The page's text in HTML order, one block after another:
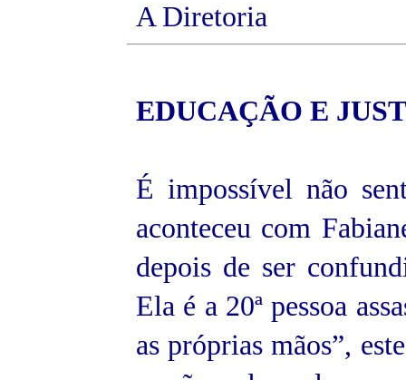
A Diretoria
EDUCAÇÃO E
É impossível não
aconteceu com
depois de ser
Ela é a 20ª pessoa
as próprias mãos”,